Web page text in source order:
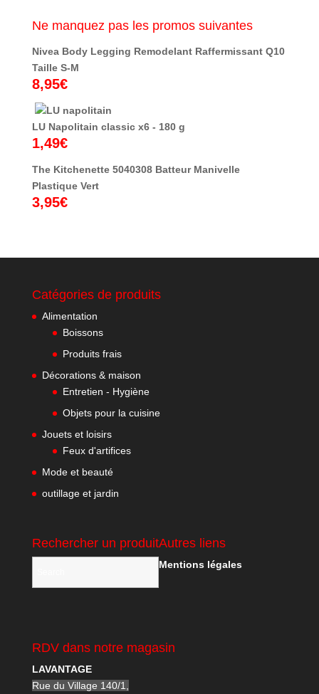
Ne manquez pas les promos suivantes
Nivea Body Legging Remodelant Raffermissant Q10
Taille S-M
8,95€
LU Napolitain classic x6 - 180 g
1,49€
The Kitchenette 5040308 Batteur Manivelle
Plastique Vert
3,95€
Catégories de produits
Alimentation
Boissons
Produits frais
Décorations & maison
Entretien - Hygiène
Objets pour la cuisine
Jouets et loisirs
Feux d'artifices
Mode et beauté
outillage et jardin
Rechercher un produitAutres liens
Mentions légales
RDV dans notre magasin
LAVANTAGE
Rue du Village 140/1,